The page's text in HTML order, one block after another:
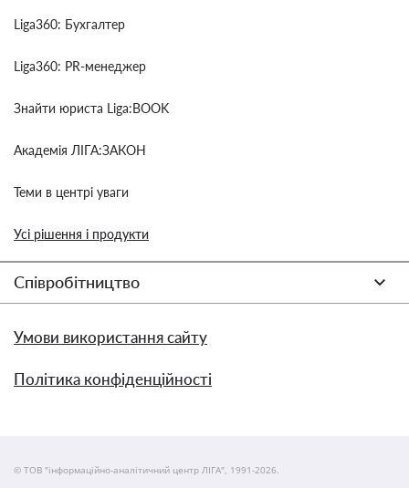
Liga360: Бухгалтер
Liga360: PR-менеджер
Знайти юриста Liga:BOOK
Академія ЛІГА:ЗАКОН
Теми в центрі уваги
Усі рішення і продукти
Співробітництво
Умови використання сайту
Політика конфіденційності
© ТОВ "інформаційно-аналітичний центр ЛІГА", 1991-2026.